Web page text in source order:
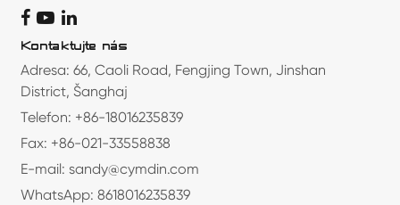
Kontaktujte nás
Adresa: 66, Caoli Road, Fengjing Town, Jinshan
District, Šanghaj
Telefon: +86-18016235839
Fax: +86-021-33558838
E-mail: sandy@cymdin.com
WhatsApp: 8618016235839